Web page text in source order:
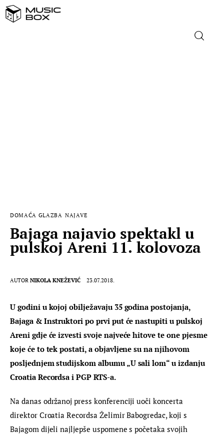
DOMAĆA GLAZBA NAJAVE
Bajaga najavio spektakl u
pulskoj Areni 11. kolovoza
AUTOR NIKOLA KNEŽEVIĆ 23.07.2018.
U godini u kojoj obilježavaju 35 godina postojanja,
Bajaga & Instruktori po prvi put će nastupiti u pulskoj
Areni gdje će izvesti svoje najveće hitove te one pjesme
koje će to tek postati, a objavljene su na njihovom
posljednjem studijskom albumu „U sali lom“ u izdanju
Croatia Recordsa i PGP RTS-a.
Na danas održanoj press konferenciji uoči koncerta
direktor Croatia Recordsa Želimir Babogredac, koji s
Bajagom dijeli najljepše uspomene s početaka svojih